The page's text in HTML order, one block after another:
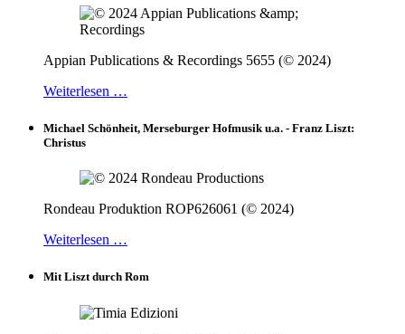
Appian Publications & Recordings 5655 (© 2024)
Weiterlesen …
Michael Schönheit, Merseburger Hofmusik u.a. - Franz Liszt:
Christus
Rondeau Produktion ROP626061 (© 2024)
Weiterlesen …
Mit Liszt durch Rom